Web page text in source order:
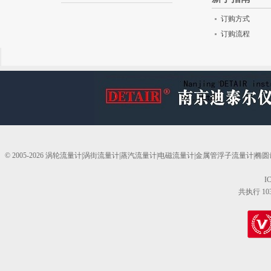
订购方式
订购流程
© 2005-2026 涡轮流量计|涡街流量计|蒸汽流量计|电磁流量计|金属管浮子流量计|椭
共执行